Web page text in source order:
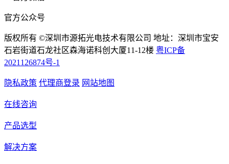
官方公众号
版权所有 ©深圳市源拓光电技术有限公司 地址：深圳市宝安
石岩街道石龙社区森海诺科创大厦11-12楼 粤ICP备
2021126874号-1
隐私政策 代理商登录 网站地图
在线咨询
产品选型
解决方案